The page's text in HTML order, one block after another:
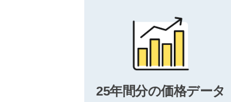
25年間分の価格データ